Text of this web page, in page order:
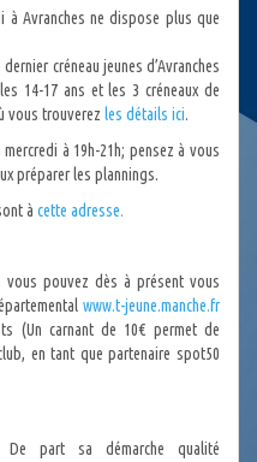
à Avranches ne dispose plus que
créneau jeunes d’Avranches
14-17 ans et les 3 créneaux de
vous trouverez les détails ici.
à 19h-21h; pensez à vous
préparer les plannings.
à cette adresse.
pouvez dès à présent vous
www.t-jeune.manche.fr
(Un carnant de 10€ permet de
en tant que partenaire spot50
De part sa démarche qualité